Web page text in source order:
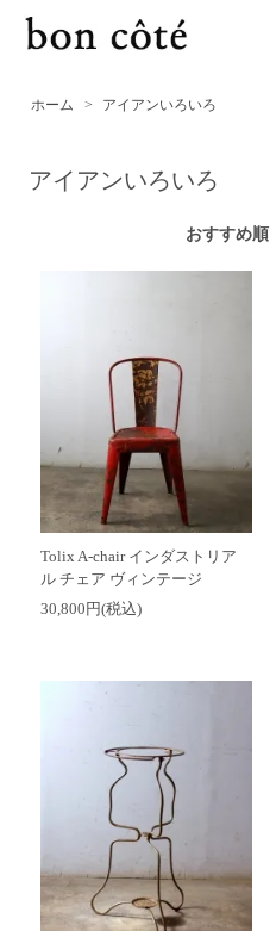
ホーム > アイアンいろいろ
アイアンいろいろ
おすすめ順
Tolix A-chair インダストリア
ル チェア ヴィンテージ
30,800円(税込)